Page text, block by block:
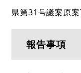
県第31号議案原案
報告事項